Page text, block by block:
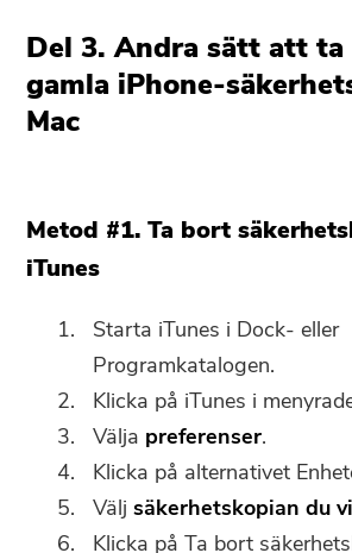
Del 3. Andra sätt att
gamla iPhone-
Mac
Metod #1. Ta bort
iTunes
Starta iTunes i Dock- eller
Programkatalogen.
Klicka på iTunes i
Välja preferenser.
Klicka på alternativet
Väljsäkerhetskopian du
Klicka på Ta bort
programvaran,
pålagra.
Skicka
Tack för din
Tack för din
Nedladdningslänken
kupongkoden har skickats
postadress user@email.com.
också klicka på knappen för
programvaran